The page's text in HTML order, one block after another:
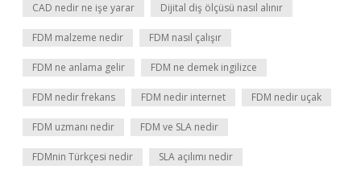
CAD nedir ne işe yarar Dijital diş ölçüsü nasıl alınır
FDM malzeme nedir FDM nasıl çalışır
FDM ne anlama gelir FDM ne demek ingilizce
FDM nedir frekans FDM nedir internet FDM nedir uçak
FDM uzmanı nedir FDM ve SLA nedir
FDMnin Türkçesi nedir SLA açılımı nedir